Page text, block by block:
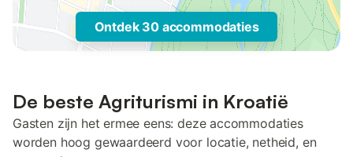
Ontdek 30 accommodaties
De beste Agriturismi in Kroatië
Gasten zijn het ermee eens: deze accommodaties
worden hoog gewaardeerd voor locatie, netheid, en